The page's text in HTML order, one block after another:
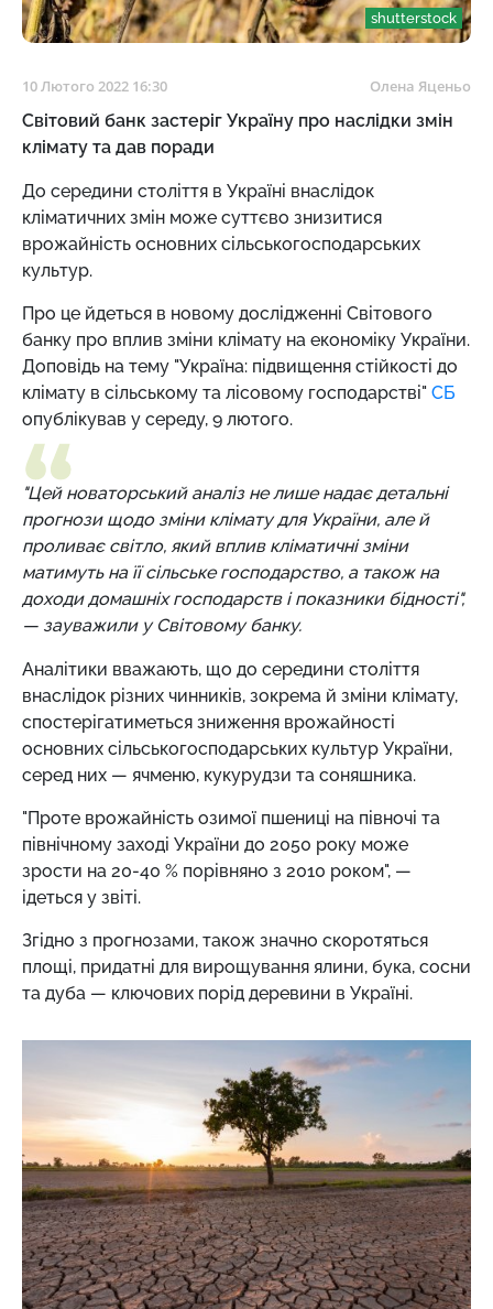
shutterstock
10 Лютого 2022 16:30 Олена Яценьо
Світовий банк застеріг Україну про наслідки змін
клімату та дав поради
До середини століття в Україні внаслідок
кліматичних змін може суттєво знизитися
врожайність основних сільськогосподарських
культур.
Про це йдеться в новому дослідженні Світового
банку про вплив зміни клімату на економіку України.
Доповідь на тему "Україна: підвищення стійкості до
клімату в сільському та лісовому господарстві" CБ
опублікував у середу, 9 лютого.
"Цей новаторський аналіз не лише надає детальні
прогнози щодо зміни клімату для України, але й
проливає світло, який вплив кліматичні зміни
матимуть на її сільське господарство, а також на
доходи домашніх господарств і показники бідності",
— зауважили у Світовому банку.
Аналітики вважають, що до середини століття
внаслідок різних чинників, зокрема й зміни клімату,
спостерігатиметься зниження врожайності
основних сільськогосподарських культур України,
серед них — ячменю, кукурудзи та соняшника.
"Проте врожайність озимої пшениці на півночі та
північному заході України до 2050 року може
зрости на 20-40 % порівняно з 2010 роком", —
ідеться у звіті.
Згідно з прогнозами, також значно скоротяться
площі, придатні для вирощування ялини, бука, сосни
та дуба — ключових порід деревини в Україні.